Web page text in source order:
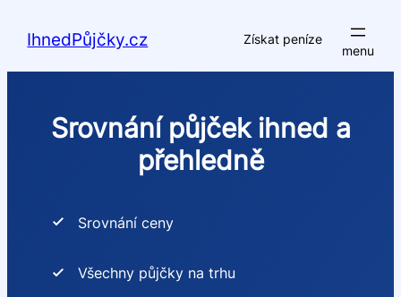
IhnedPůjčky.cz Získat peníze
Srovnání půjček ihned a
přehledně
Srovnání ceny
Všechny půjčky na trhu